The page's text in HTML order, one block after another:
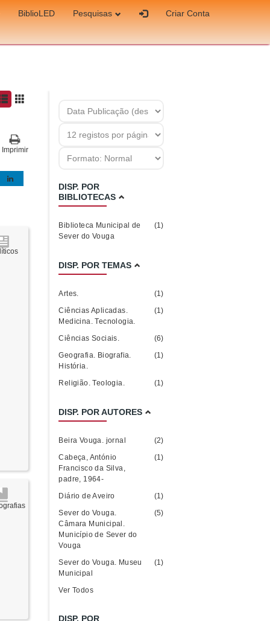
BiblioLED Pesquisas
Criar Conta
Imprimir
DISP. POR
BIBLIOTECAS
Biblioteca Municipal de
Sever do Vouga
(1)
DISP. POR TEMAS
Artes.
(1)
Ciências Aplicadas.
Medicina. Tecnologia.
(1)
Ciências Sociais.
(6)
Geografia. Biografia.
História.
(1)
Religião. Teologia. (1)
DISP. POR AUTORES
Beira Vouga. jornal
(2)
Cabeça, António
Francisco da Silva,
padre, 1964-
(1)
Diário de Aveiro
(1)
Sever do Vouga.
Câmara Municipal.
Município de Sever do
Vouga
(5)
Sever do Vouga. Museu
Municipal
(1)
Ver Todos
DISP. POR